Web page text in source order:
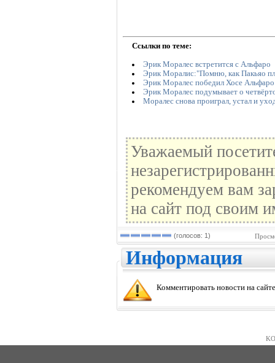
Ссылки по теме:
Эрик Моралес встретится с Альфаро
Эрик Моралис:"Помню, как Пакьяо
Эрик Моралес победил Хосе Альфаро
Эрик Моралес подумывает о
Моралес снова проиграл, устал и
Уважаемый
рекомендуем вам
на сайт под своим
(голосов: 1)
Информация
Комментировать новости на